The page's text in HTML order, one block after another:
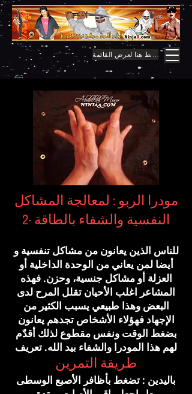
اضغط هنا لعرض القائمة
مودرا الربو : لمعالجة المشاكل
النفسية والشفاء بالطاقة -2
للناس الذين يعانون من مشاكل تنفسية و
أيضا لمن يعاني من الوحدة الداخلية أو
العزلة أو مشاكل جنسية، وحزن. فهذه
المشاعر اغلب الأحيان تقلل المرح لدى
البعض وهذا طبيعي يسبب الكثير من
الإجهاد فهؤلاء الأشخاص تجدهم يعانون
بضغط الوقت ونفس مقطوع لذلك أقدّم
لهم هذا المودرا والشفاء بيد الله. تعريف
طريقة التمرين
باليدين : تضغط بأظافر الأصبع الوسطى